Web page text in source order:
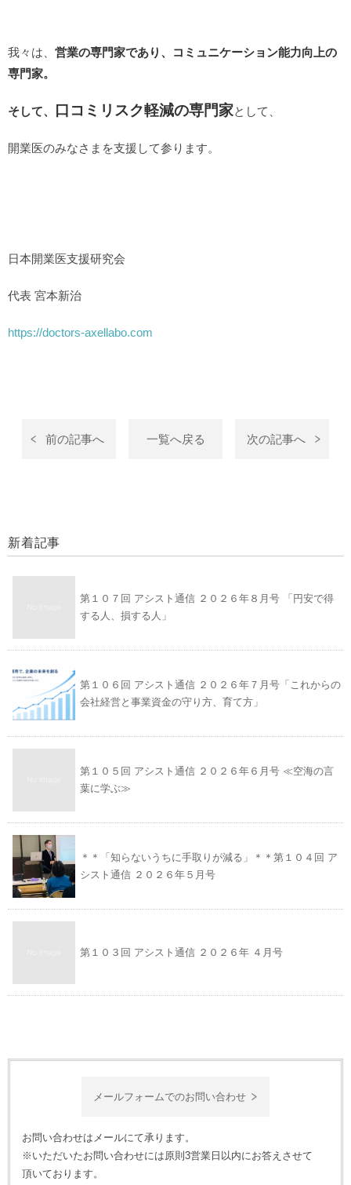
我々は、 営業の専門家であり、
コミュニケーション能力向上の
専門家。
そして、 口コミリスク軽減の専門家として、
開業医のみなさまを支援して参ります。
日本開業医支援研究会
代表 宮本新治
https://doctors-axellabo.com
前の記事へ 一覧へ戻る 次の記事へ
新着記事
第１０７回 アシスト通信 ２０２６年８月号 「円安で得
する人、損する人」
第１０６回 アシスト通信 ２０２６年７月号「これからの
会社経営と事業資金の守り方、育て方」
第１０５回 アシスト通信 ２０２６年６月号 ≪空海の言
葉に学ぶ≫
＊＊「知らないうちに手取りが減る」＊＊第１０４回 ア
シスト通信 ２０２６年５月号
第１０３回 アシスト通信 ２０２６年 ４月号
メールフォームでのお問い合わせ
お問い合わせはメールにて承ります。
※いただいたお問い合わせには原則3営業日以内にお答えさせて
頂いております。